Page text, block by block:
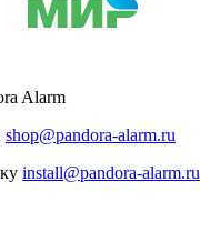
Alarm
shop@pandora-alarm.ru
install@pandora-alarm.ru